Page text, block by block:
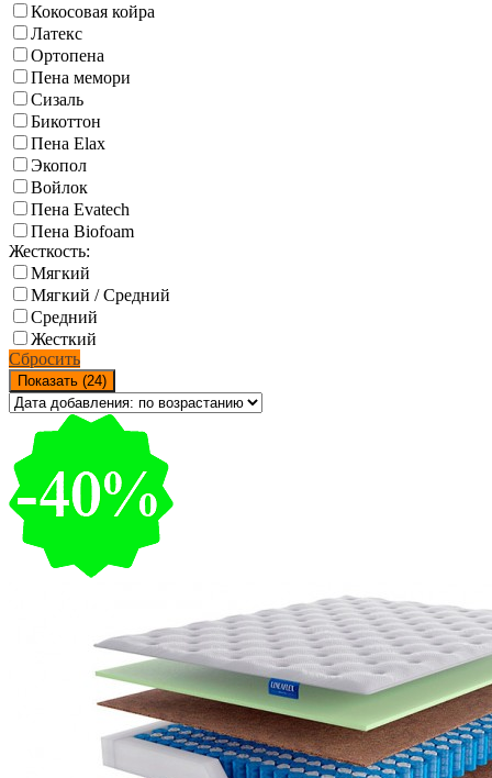
Кокосовая койра
Латекс
Ортопена
Пена мемори
Сизаль
Бикоттон
Пена Elax
Экопол
Войлок
Пена Evatech
Пена Biofoam
Жесткость:
Мягкий
Мягкий / Средний
Средний
Жесткий
Сбросить
Показать (24)